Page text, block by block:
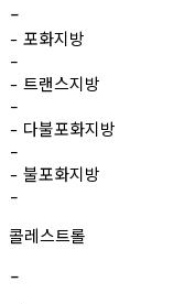
-
- 포화지방
-
- 트랜스지방
-
- 다불포화지방
-
- 불포화지방
-
콜레스트롤
-